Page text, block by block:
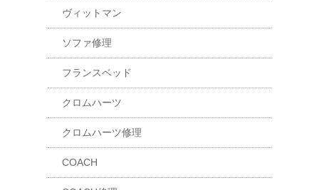
ヴィットマン
ソファ修理
フランスベッド
クロムハーツ
クロムハーツ修理
COACH